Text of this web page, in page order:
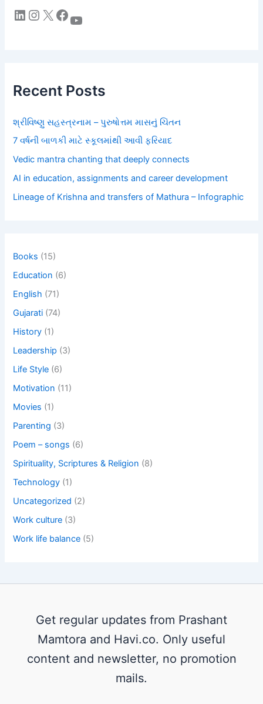
LinkedIn Instagram X Facebook YouTube
Recent Posts
શ્રીવિષ્ણુ સહસ્ત્રનામ – પુરુષોત્તમ માસનું ચિંતન
7 વર્ષની બાળકી માટે સ્કૂલમાંથી આવી ફરિયાદ
Vedic mantra chanting that deeply connects
AI in education, assignments and career development
Lineage of Krishna and transfers of Mathura – Infographic
Books (15)
Education (6)
English (71)
Gujarati (74)
History (1)
Leadership (3)
Life Style (6)
Motivation (11)
Movies (1)
Parenting (3)
Poem – songs (6)
Spirituality, Scriptures & Religion (8)
Technology (1)
Uncategorized (2)
Work culture (3)
Work life balance (5)
Get regular updates from Prashant
Mamtora and Havi.co. Only useful
content and newsletter, no promotion
mails.